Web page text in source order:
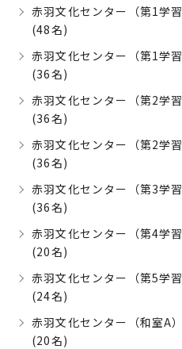
赤羽文化センター（第1学
(48名)
赤羽文化センター（第1学
(36名)
赤羽文化センター（第2学
(36名)
赤羽文化センター（第2学
(36名)
赤羽文化センター（第3学
(36名)
赤羽文化センター（第4学
(20名)
赤羽文化センター（第5学
(24名)
赤羽文化センター（和室A
(20名)